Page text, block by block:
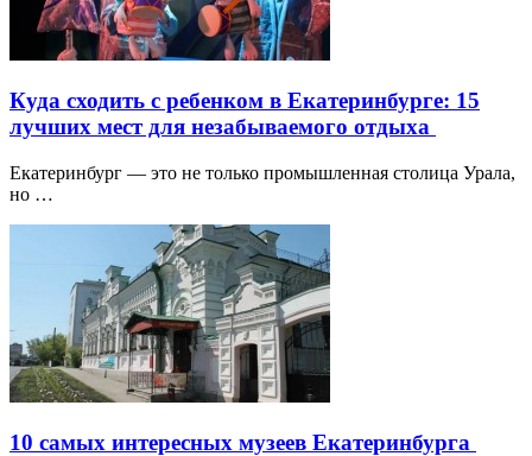
Куда сходить с ребенком в Екатеринбурге: 15
лучших мест для незабываемого отдыха
Екатеринбург — это не только промышленная столица Урала,
но …
10 самых интересных музеев Екатеринбурга